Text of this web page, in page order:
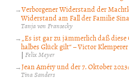
Verborgener Widerstand der
Widerstand am Fall der Familie
Tanja von Fransecky
„Es ist gar zu jämmerlich daß
halbes Glück gilt“ – Victor
| Felix Meyer
Jean Améry und der 7. Oktober
Tina Sanders